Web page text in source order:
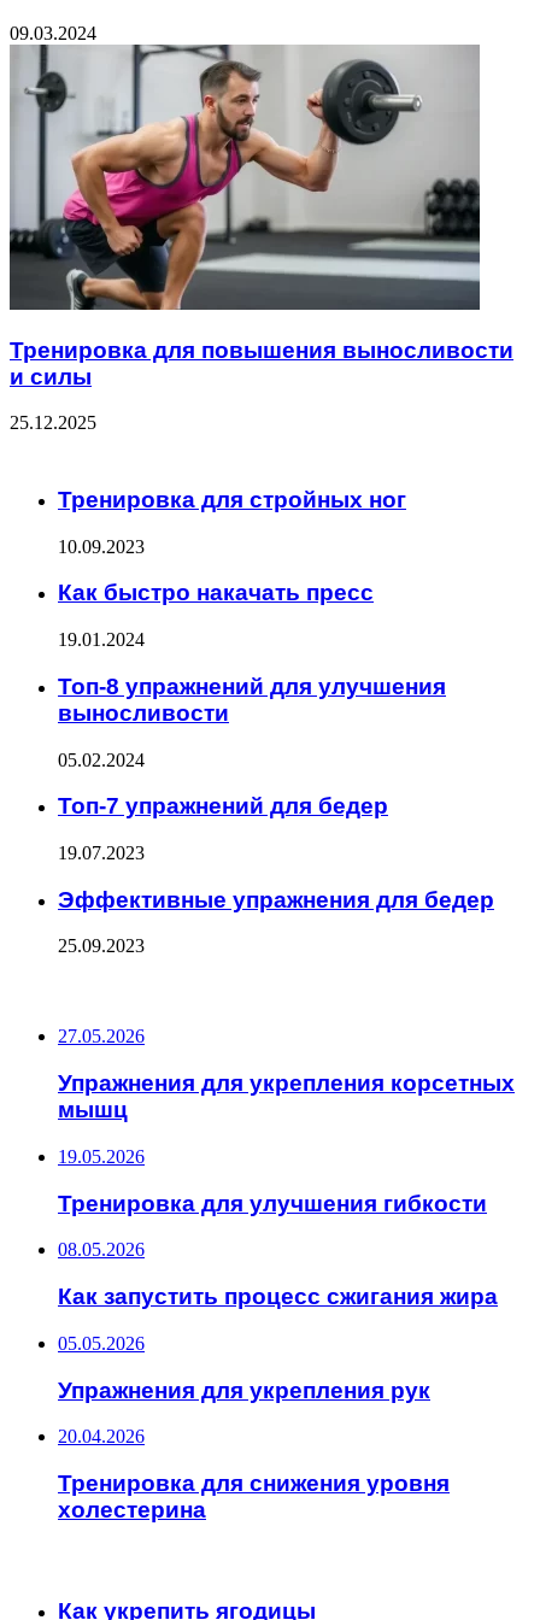
09.03.2024
Тренировка для повышения выносливости
и силы
25.12.2025
Тренировка для стройных ног
10.09.2023
Как быстро накачать пресс
19.01.2024
Топ-8 упражнений для улучшения
выносливости
05.02.2024
Топ-7 упражнений для бедер
19.07.2023
Эффективные упражнения для бедер
25.09.2023
27.05.2026
Упражнения для укрепления корсетных
мышц
19.05.2026
Тренировка для улучшения гибкости
08.05.2026
Как запустить процесс сжигания жира
05.05.2026
Упражнения для укрепления рук
20.04.2026
Тренировка для снижения уровня
холестерина
Как укрепить ягодицы